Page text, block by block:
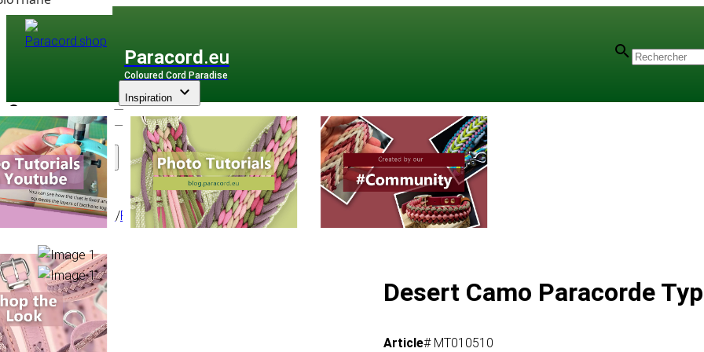
Paracord .eu
Coloured Cord Paradise
Assortiment
Inspiration
Paracorde /Paracord Type II/425 Multicolore
Desert Camo Paracorde
Article# MT010510